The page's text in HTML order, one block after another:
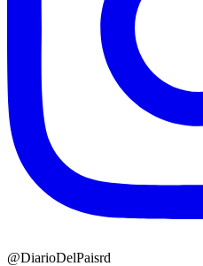
@DiarioDelPaisrd